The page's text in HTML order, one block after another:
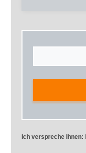
Ich verspreche Ihnen: